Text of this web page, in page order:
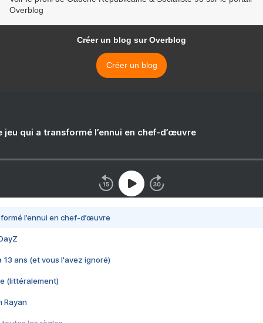
Overblog
Créer un blog sur Overblog
Créer un blog
jeu qui a transformé l’ennui en chef-d’œuvre
l’ennui en chef-d’œuvre
13 ans (et vous l'avez ignoré)
(littéralement)
Rayan